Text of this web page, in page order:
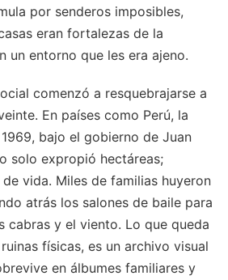
por senderos imposibles,
eran fortalezas de la
un entorno que les era ajeno.
comenzó a resquebrajarse a
En países como Perú, la
bajo el gobierno de Juan
solo expropió hectáreas;
vida. Miles de familias huyeron
atrás los salones de baile para
cabras y el viento. Lo que queda
físicas, es un archivo visual
en álbumes familiares y